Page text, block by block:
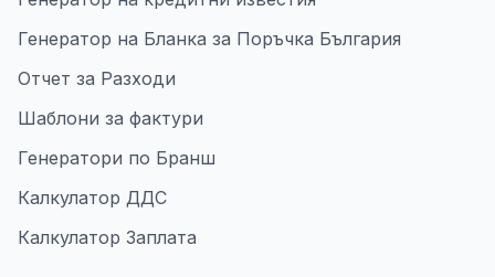
Генератор на Бланка за Поръчка България
Отчет за Разходи
Шаблони за фактури
Генератори по Бранш
Калкулатор ДДС
Калкулатор Заплата